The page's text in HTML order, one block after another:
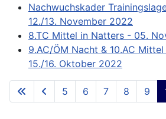
Nachwuchskader
12./13. November 2022
8.TC Mittel in Natters - 05.
9.AC/ÖM Nacht & 10.AC
15./16. Oktober 2022
5 6 7 8 9